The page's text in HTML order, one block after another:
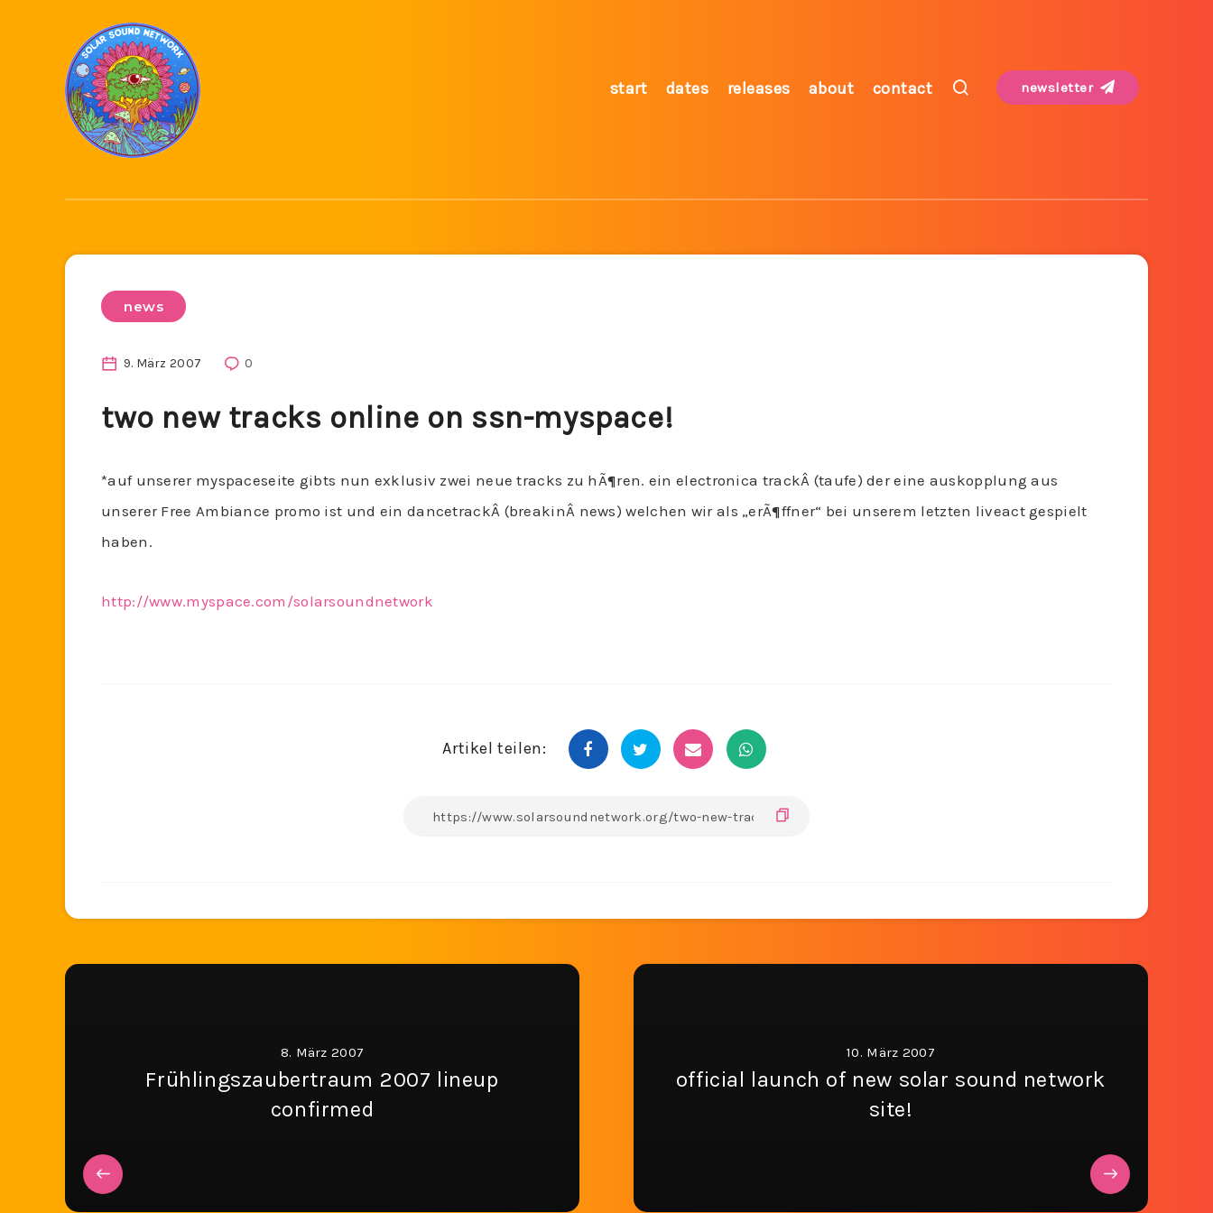
start dates releases about contact newsletter
news
9. März 2007 0
two new tracks online on ssn-myspace!
*auf unserer myspaceseite gibts nun exklusiv zwei neue tracks zu hÃ¶ren. ein electronica trackÂ (taufe) der eine auskopplung aus
unserer Free Ambiance promo ist und ein dancetrackÂ (breakinÂ news) welchen wir als „erÃ¶ffner“ bei unserem letzten liveact gespielt
haben.
http://www.myspace.com/solarsoundnetwork
Artikel teilen:
8. März 2007
Frühlingszaubertraum 2007 lineup
confirmed
10. März 2007
official launch of new solar sound network
site!